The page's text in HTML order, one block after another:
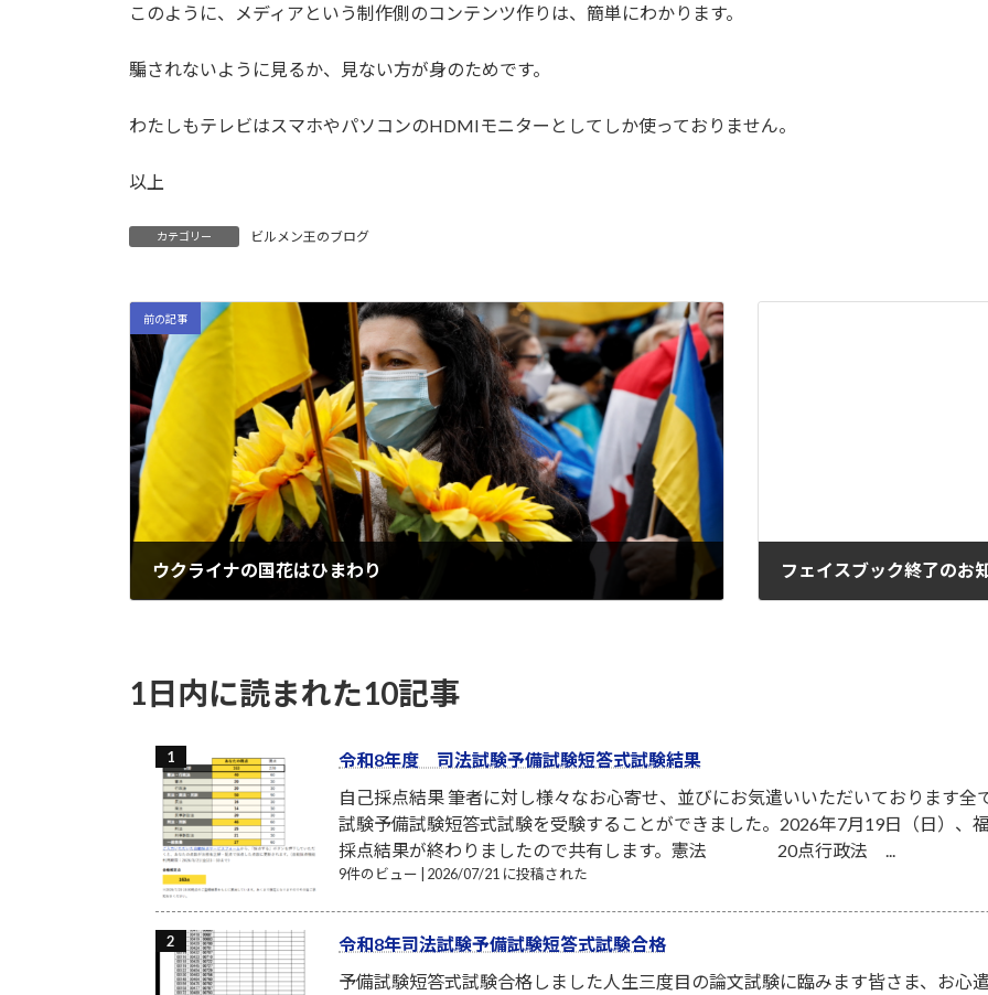
このように、メディアという制作側のコンテンツ作りは、簡単にわかります。
騙されないように見るか、見ない方が身のためです。
わたしもテレビはスマホやパソコンのHDMIモニターとしてしか使っておりません。
以上
カテゴリー ビルメン王のブログ
前の記事
ウクライナの国花はひまわり フェイスブック終了のお
1日内に読まれた10記事
令和8年度 司法試験予備試験短答式試験結果
自己採点結果 筆者に対し様々なお心寄せ、並びにお気遣いいただいております
試験予備試験短答式試験を受験することができました。2026年7月19日（日）、
採点結果が終わりましたので共有します。憲法 20点行政法 ...
9件のビュー 2026/07/21 に投稿された
令和8年司法試験予備試験短答式試験合格
予備試験短答式試験合格しました人生三度目の論文試験に臨みます皆さま、お心